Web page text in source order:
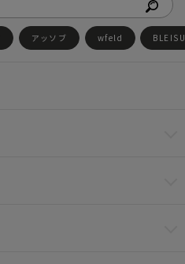
アッソブ wfeld